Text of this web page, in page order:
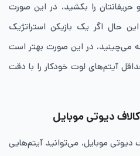
را بکشید، در این صورت
حال اگر یک بازیکن استراتژیک
می‌چینید، در این صورت بهتر است
آیتم‌های لوت خودکار را با دقت
دیوتی موبایل
دیوتی موبایل، می‌توانید آیتم‌هایی